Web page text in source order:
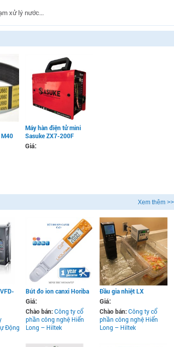
xử lý nước...
Máy hàn điện tử mini
Sasuke ZX7-200F
Giá:
Xem thêm >>
Động
Bút đo ion canxi Horiba
Giá:
Chào bán:Công ty cổ
phần công nghệ Hiển
Long – Hiltek
Đầu gia nhiệt LX
Giá:
Chào bán:Công ty cổ
phần công nghệ Hiển
Long – Hiltek